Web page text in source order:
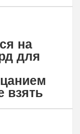
на
для
взять